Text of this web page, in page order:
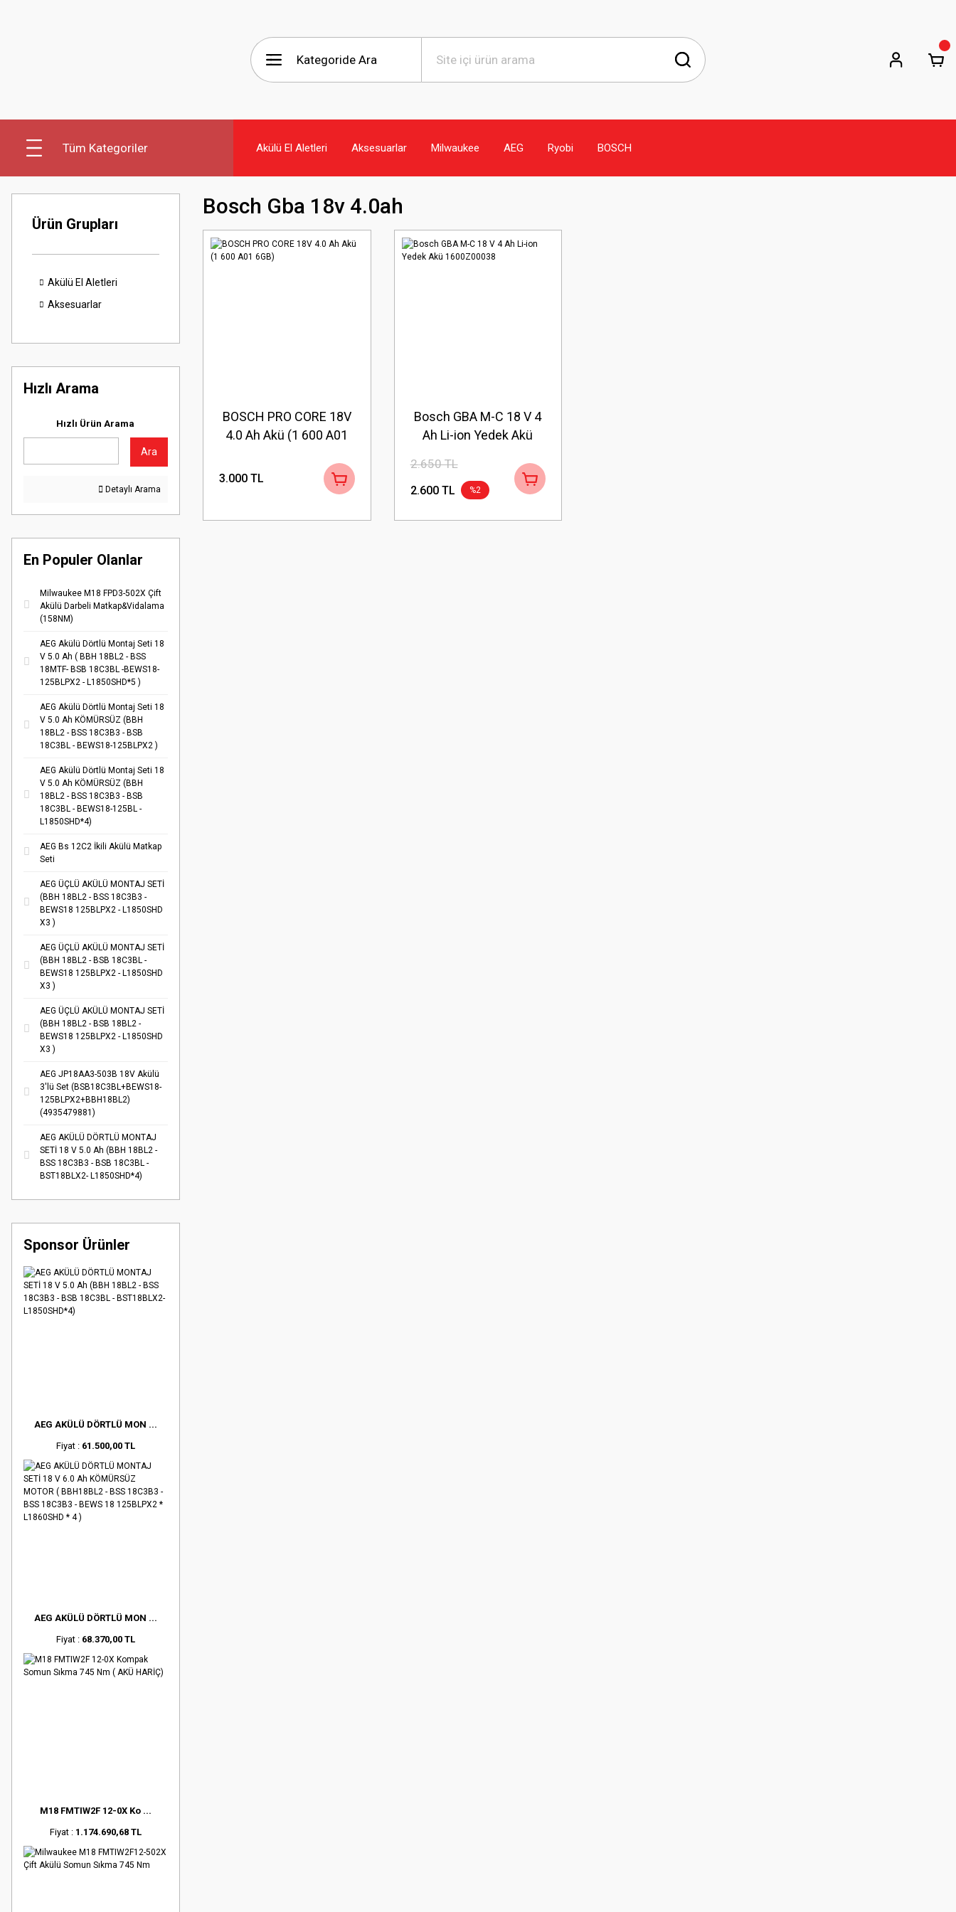
Tüm Kategoriler Akülü El Aletleri Aksesuarlar Milwaukee AEG Ryobi BOSCH
Ürün Grupları
Akülü El Aletleri
Aksesuarlar
Hızlı Arama
Hızlı Ürün Arama
Ara
Detaylı Arama
En Populer Olanlar
Milwaukee M18 FPD3-502X Çift
Akülü Darbeli Matkap&Vidalama
(158NM)
AEG Akülü Dörtlü Montaj Seti 18
V 5.0 Ah ( BBH 18BL2 - BSS
18MTF- BSB 18C3BL -BEWS18-
125BLPX2 - L1850SHD*5 )
AEG Akülü Dörtlü Montaj Seti 18
V 5.0 Ah KÖMÜRSÜZ (BBH
18BL2 - BSS 18C3B3 - BSB
18C3BL - BEWS18-125BLPX2 )
AEG Akülü Dörtlü Montaj Seti 18
V 5.0 Ah KÖMÜRSÜZ (BBH
18BL2 - BSS 18C3B3 - BSB
18C3BL - BEWS18-125BL -
L1850SHD*4)
AEG Bs 12C2 İkili Akülü Matkap
Seti
AEG ÜÇLÜ AKÜLÜ MONTAJ SETİ
(BBH 18BL2 - BSS 18C3B3 -
BEWS18 125BLPX2 - L1850SHD
X3 )
AEG ÜÇLÜ AKÜLÜ MONTAJ SETİ
(BBH 18BL2 - BSB 18C3BL -
BEWS18 125BLPX2 - L1850SHD
X3 )
AEG ÜÇLÜ AKÜLÜ MONTAJ SETİ
(BBH 18BL2 - BSB 18BL2 -
BEWS18 125BLPX2 - L1850SHD
X3 )
AEG JP18AA3-503B 18V Akülü
3'lü Set (BSB18C3BL+BEWS18-
125BLPX2+BBH18BL2)
(4935479881)
AEG AKÜLÜ DÖRTLÜ MONTAJ
SETİ 18 V 5.0 Ah (BBH 18BL2 -
BSS 18C3B3 - BSB 18C3BL -
BST18BLX2- L1850SHD*4)
Sponsor Ürünler
AEG AKÜLÜ DÖRTLÜ MON ...
Fiyat : 61.500,00 TL
AEG AKÜLÜ DÖRTLÜ MON ...
Fiyat : 68.370,00 TL
M18 FMTIW2F 12-0X Ko ...
Fiyat : 1.174.690,68 TL
Bosch Gba 18v 4.0ah
BOSCH PRO CORE 18V
4.0 Ah Akü (1 600 A01
3.000 TL
Bosch GBA M-C 18 V 4
Ah Li-ion Yedek Akü
2.650 TL
2.600 TL %2